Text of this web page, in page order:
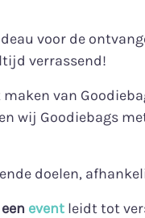
voor de
verrassend!
van
wij Goodiebags
doelen,
een event leidt tot